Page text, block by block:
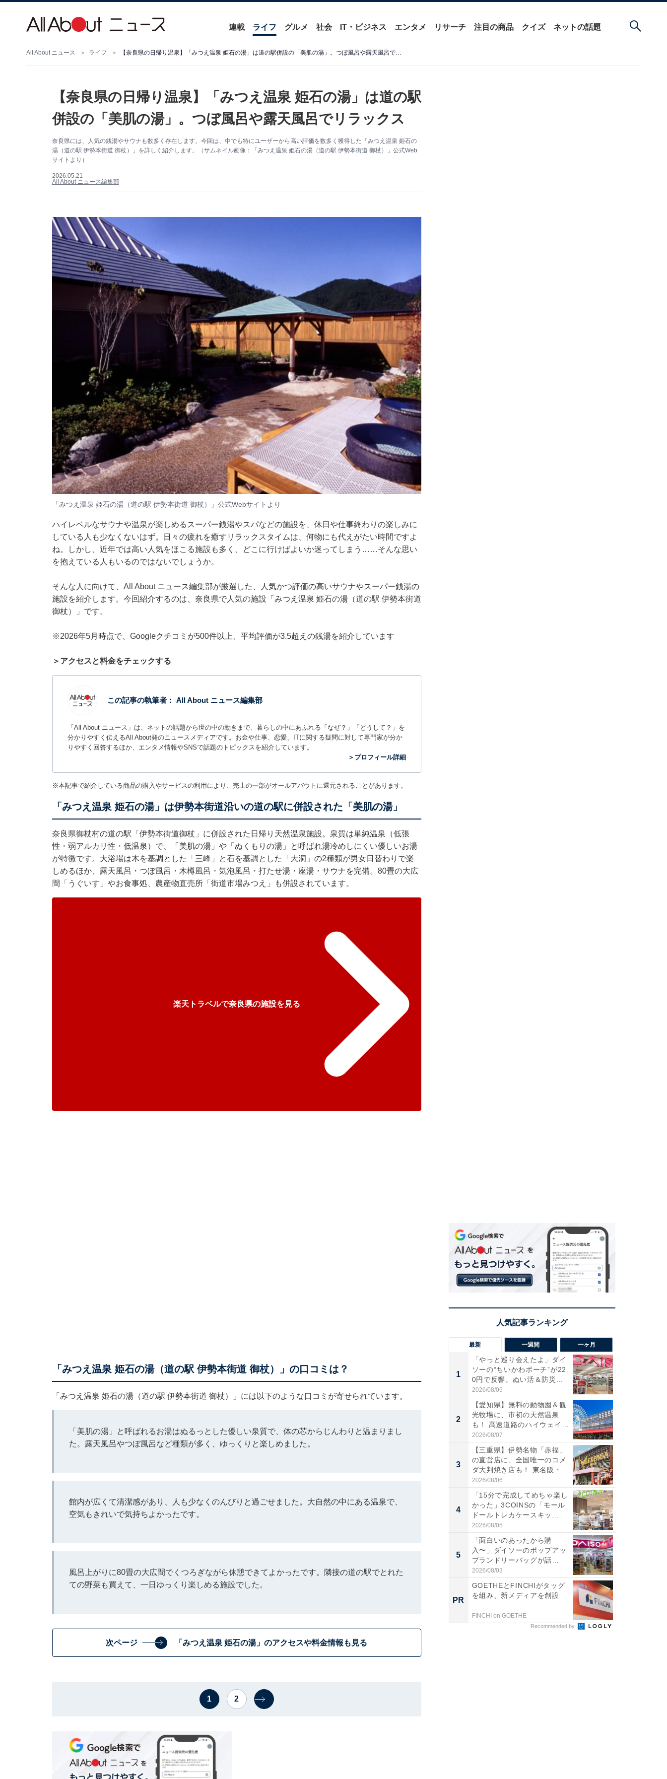
連載 ライフ グルメ 社会 IT・ビジネス エンタメ リサーチ 注目の商品 クイズ ネットの話題
All About ニュース ライフ 【奈良県の日帰り温泉】「みつえ温泉 姫石の湯」は道の駅併設の「美肌の湯」。つぼ風呂や露天風呂でリラックス
【奈良県の日帰り温泉】「みつえ温泉 姫石の湯」は道の駅
併設の「美肌の湯」。つぼ風呂や露天風呂でリラックス
奈良県には、人気の銭湯やサウナも数多く存在します。今回は、中でも特にユーザーから高い評価を数多く獲得した「みつえ温泉 姫石の
湯（道の駅 伊勢本街道 御杖）」を詳しく紹介します。（サムネイル画像：「みつえ温泉 姫石の湯（道の駅 伊勢本街道 御杖）」公式Web
サイトより）
2026.05.21
All About ニュース編集部
「みつえ温泉 姫石の湯（道の駅 伊勢本街道 御杖）」公式Webサイトより
ハイレベルなサウナや温泉が楽しめるスーパー銭湯やスパなどの施設を、休日や仕事終わりの楽しみに
している人も少なくないはず。日々の疲れを癒すリラックスタイムは、何物にも代えがたい時間ですよ
ね。しかし、近年では高い人気をほこる施設も多く、どこに行けばよいか迷ってしまう……そんな思い
を抱えている人もいるのではないでしょうか。
そんな人に向けて、All About ニュース編集部が厳選した、人気かつ評価の高いサウナやスーパー銭湯の
施設を紹介します。今回紹介するのは、奈良県で人気の施設「みつえ温泉 姫石の湯（道の駅 伊勢本街道
御杖）」です。
※2026年5月時点で、Googleクチコミが500件以上、平均評価が3.5超えの銭湯を紹介しています
＞アクセスと料金をチェックする
この記事の執筆者： All About ニュース編集部
「All About ニュース」は、ネットの話題から世の中の動きまで、暮らしの中にあふれる「なぜ？」「どうして？」を
分かりやすく伝えるAll About発のニュースメディアです。お金や仕事、恋愛、ITに関する疑問に対して専門家が分か
りやすく回答するほか、エンタメ情報やSNSで話題のトピックスを紹介しています。
＞プロフィール詳細
※本記事で紹介している商品の購入やサービスの利用により、売上の一部がオールアバウトに還元されることがあります。
「みつえ温泉 姫石の湯」は伊勢本街道沿いの道の駅に併設された「美肌の湯」
奈良県御杖村の道の駅「伊勢本街道御杖」に併設された日帰り天然温泉施設。泉質は単純温泉（低張
性・弱アルカリ性・低温泉）で、「美肌の湯」や「ぬくもりの湯」と呼ばれ湯冷めしにくい優しいお湯
が特徴です。大浴場は木を基調とした「三峰」と石を基調とした「大洞」の2種類が男女日替わりで楽
しめるほか、露天風呂・つぼ風呂・木樽風呂・気泡風呂・打たせ湯・座湯・サウナを完備。80畳の大広
間「うぐいす」やお食事処、農産物直売所「街道市場みつえ」も併設されています。
楽天トラベルで奈良県の施設を見る
「みつえ温泉 姫石の湯（道の駅 伊勢本街道 御杖）」の口コミは？
「みつえ温泉 姫石の湯（道の駅 伊勢本街道 御杖）」には以下のような口コミが寄せられています。
「美肌の湯」と呼ばれるお湯はぬるっとした優しい泉質で、体の芯からじんわりと温まりまし
た。露天風呂やつぼ風呂など種類が多く、ゆっくりと楽しめました。
館内が広くて清潔感があり、人も少なくのんびりと過ごせました。大自然の中にある温泉で、
空気もきれいで気持ちよかったです。
風呂上がりに80畳の大広間でくつろぎながら休憩できてよかったです。隣接の道の駅でとれた
ての野菜も買えて、一日ゆっくり楽しめる施設でした。
次ページ 「みつえ温泉 姫石の湯」のアクセスや料金情報も見る
1 2
最新 一週間 一ヶ月
1
「やっと巡り会えたよ」ダイ
ソーの“ちいかわポーチ”が22
0円で反響。ぬい活＆防災...
2026/08/06
2
【愛知県】無料の動物園＆観
光牧場に、市初の天然温泉
も！ 高速道路のハイウェイオ
ア...
2026/08/07
3
【三重県】伊勢名物「赤福」
の直営店に、全国唯一のコメ
ダ大判焼き店も！ 東名阪・
伊...
2026/08/06
4
「15分で完成してめちゃ楽し
かった」3COINSの「モール
ドールトレカケースキッ...
2026/08/05
5
「面白いのあったから購
入〜」ダイソーのポップアッ
プランドリーバッグが話
題。“さま...
2026/08/03
PR
GOETHEとFINCHIがタッグ
を組み、新メディアを創設
FINCHI on GOETHE
Recommended by